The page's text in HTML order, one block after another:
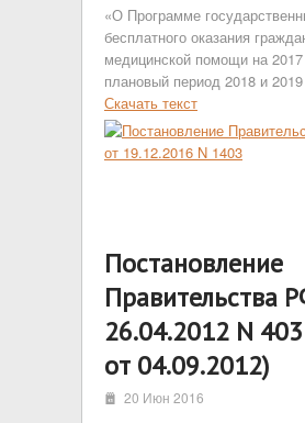
«О Программе
бесплатного оказания
медицинской помощи на
плановый период 2018 и 2019
Скачать текст
Постановление
Правительства
26.04.2012 N
от 04.09.2012)
i 20 Июн 2016